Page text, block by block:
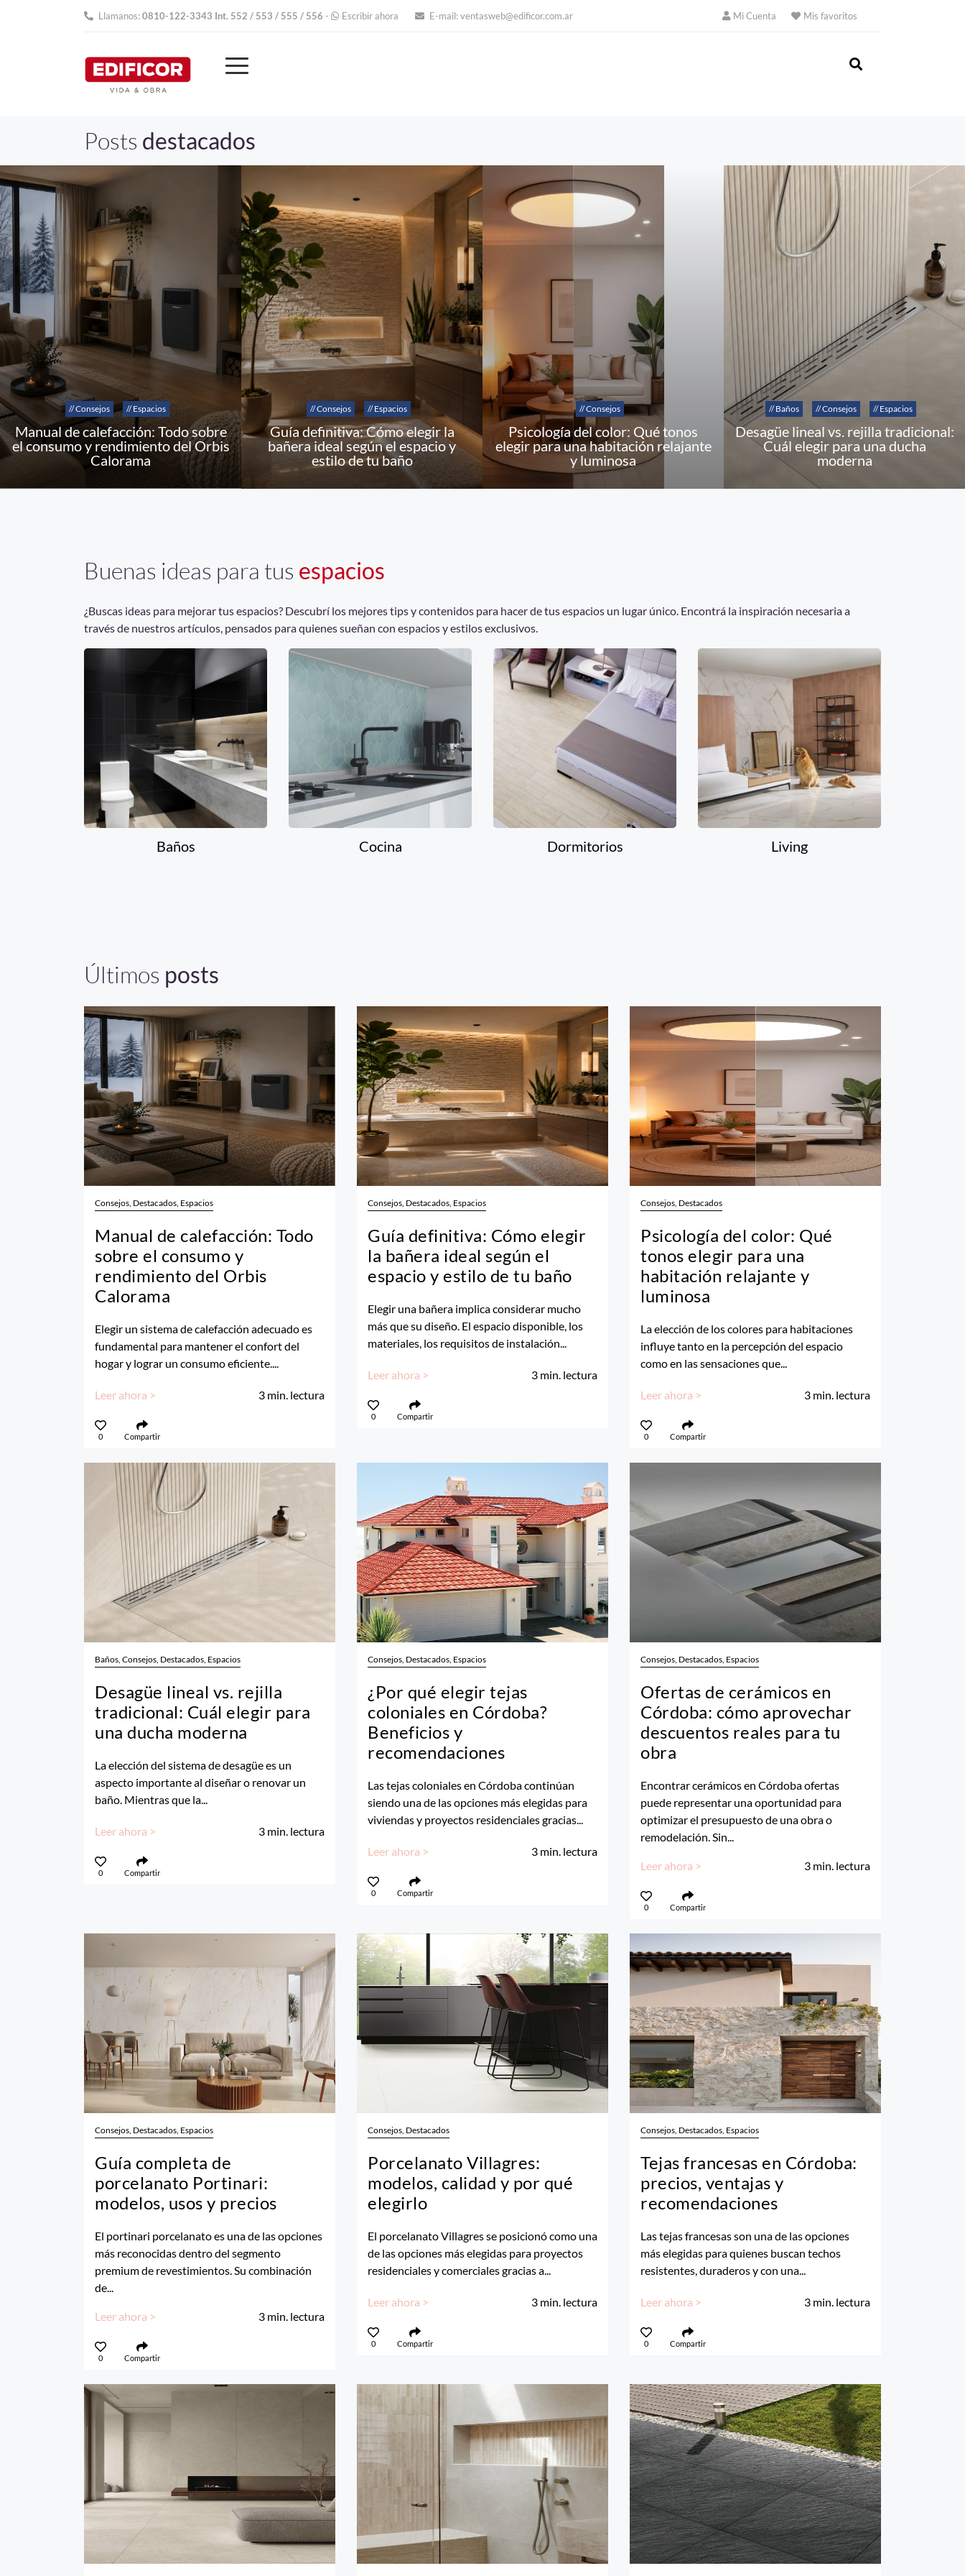
Llamanos:0810-122-3343 Int. 552 / 553 / 555 / 556 - Escribir ahora E-mail:ventasweb@edificor.com.ar Mi Cuenta Mis favoritos
Posts destacados
// Consejos // Espacios
Manual de calefacción: Todo sobre
el consumo y rendimiento del Orbis
Calorama
// Consejos // Espacios
Guía definitiva: Cómo elegir la
bañera ideal según el espacio y
estilo de tu baño
// Consejos
Psicología del color: Qué tonos
elegir para una habitación relajante
y luminosa
// Baños // Consejos // Espacios
Desagüe lineal vs. rejilla tradicional:
Cuál elegir para una ducha
moderna
Buenas ideas para tus espacios
¿Buscas ideas para mejorar tus espacios? Descubrí los mejores tips y contenidos para hacer de tus espacios un lugar único. Encontrá la inspiración necesaria a
través de nuestros artículos, pensados para quienes sueñan con espacios y estilos exclusivos.
Baños Cocina Dormitorios Living
Últimos posts
Consejos, Destacados, Espacios
Manual de calefacción: Todo
sobre el consumo y
rendimiento del Orbis
Calorama
Elegir un sistema de calefacción adecuado es
fundamental para mantener el confort del
hogar y lograr un consumo eficiente....
Leer ahora > 3 min. lectura
0 Compartir
Consejos, Destacados, Espacios
Guía definitiva: Cómo elegir
la bañera ideal según el
espacio y estilo de tu baño
Elegir una bañera implica considerar mucho
más que su diseño. El espacio disponible, los
materiales, los requisitos de instalación...
Leer ahora > 3 min. lectura
0 Compartir
Consejos, Destacados
Psicología del color: Qué
tonos elegir para una
habitación relajante y
luminosa
La elección de los colores para habitaciones
influye tanto en la percepción del espacio
como en las sensaciones que...
Leer ahora > 3 min. lectura
0 Compartir
Baños, Consejos, Destacados, Espacios
Desagüe lineal vs. rejilla
tradicional: Cuál elegir para
una ducha moderna
La elección del sistema de desagüe es un
aspecto importante al diseñar o renovar un
baño. Mientras que la...
Leer ahora > 3 min. lectura
0 Compartir
Consejos, Destacados, Espacios
¿Por qué elegir tejas
coloniales en Córdoba?
Beneficios y
recomendaciones
Las tejas coloniales en Córdoba continúan
siendo una de las opciones más elegidas para
viviendas y proyectos residenciales gracias...
Leer ahora > 3 min. lectura
0 Compartir
Consejos, Destacados, Espacios
Ofertas de cerámicos en
Córdoba: cómo aprovechar
descuentos reales para tu
obra
Encontrar cerámicos en Córdoba ofertas
puede representar una oportunidad para
optimizar el presupuesto de una obra o
remodelación. Sin...
Leer ahora > 3 min. lectura
0 Compartir
Consejos, Destacados, Espacios
Guía completa de
porcelanato Portinari:
modelos, usos y precios
El portinari porcelanato es una de las opciones
más reconocidas dentro del segmento
premium de revestimientos. Su combinación
de...
Leer ahora > 3 min. lectura
0 Compartir
Consejos, Destacados
Porcelanato Villagres:
modelos, calidad y por qué
elegirlo
El porcelanato Villagres se posicionó como una
de las opciones más elegidas para proyectos
residenciales y comerciales gracias a...
Leer ahora > 3 min. lectura
0 Compartir
Consejos, Destacados, Espacios
Tejas francesas en Córdoba:
precios, ventajas y
recomendaciones
Las tejas francesas son una de las opciones
más elegidas para quienes buscan techos
resistentes, duraderos y con una...
Leer ahora > 3 min. lectura
0 Compartir